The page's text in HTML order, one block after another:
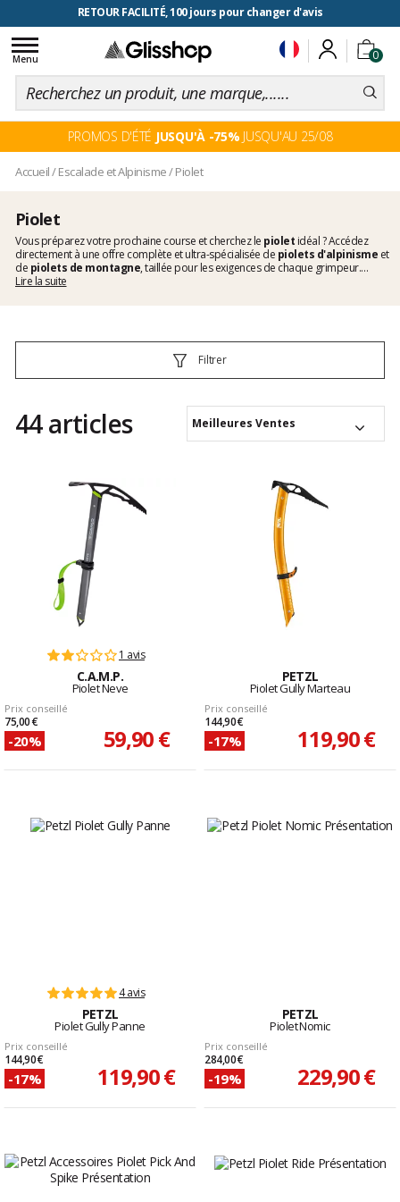
RETOUR FACILITÉ, 100 jours pour changer d'avis
0
Toggle
navigation
Menu
PROMOS D'ÉTÉ JUSQU'À -75% JUSQU'AU 25/08
Accueil/Escalade et Alpinisme/Piolet
Piolet
Vous préparez votre prochaine course et cherchez le piolet idéal ? Accédez
directement à une offre complète et ultra-spécialisée de piolets d'alpinisme et
de piolets de montagne, taillée pour les exigences de chaque grimpeur.
Parcourez l'ensemble des gammes et trouvez immédiatement les meilleurs
Lire la suite
Filtrer
44 articles Meilleures Ventes
1 avis
C.A.M.P.
Piolet Neve
Prix conseillé
75,00 €
-20% 59,90 €
PETZL
Piolet Gully Marteau
Prix conseillé
144,90 €
-17% 119,90 €
4 avis
PETZL
Piolet Gully Panne
Prix conseillé
144,90 €
-17% 119,90 €
PETZL
Piolet Nomic
Prix conseillé
284,00 €
-19% 229,90 €